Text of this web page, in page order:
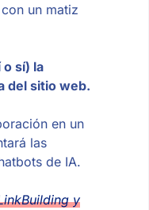
un matiz
sí) la
del sitio web.
en un
las
de IA.
y